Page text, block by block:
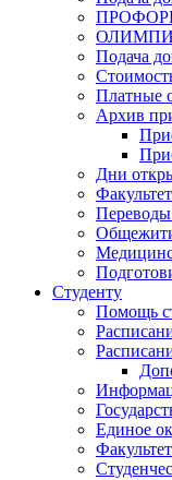
Подача
Платные
Архив
Дни
Переводы
Студенту
Помощь
Единое